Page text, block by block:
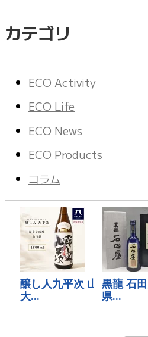
カテゴリ
ECO Activity
ECO Life
ECO News
ECO Products
コラム